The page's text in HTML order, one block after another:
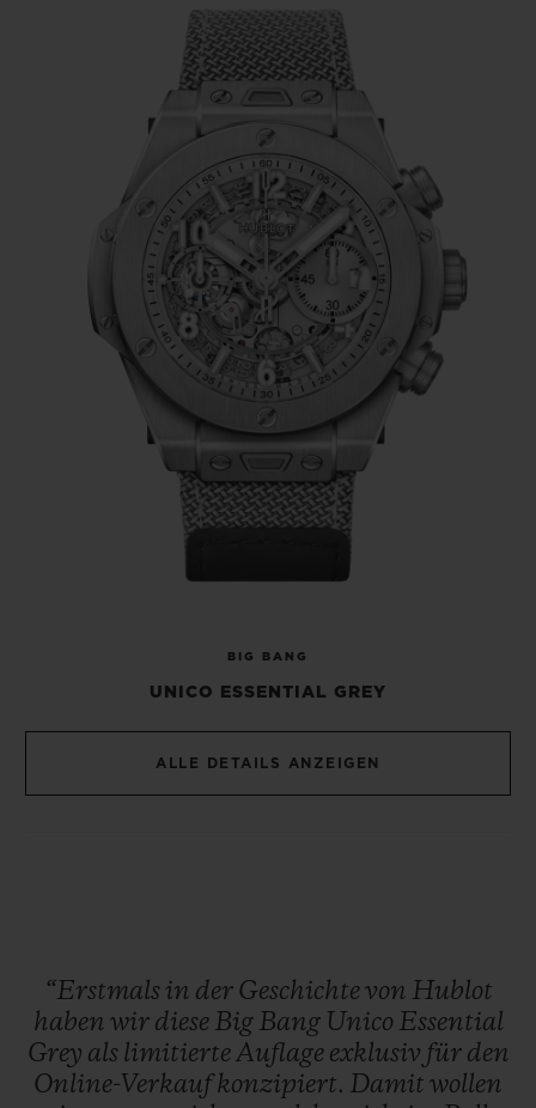
BIG BANG
UNICO ESSENTIAL GREY
ALLE DETAILS ANZEIGEN
Manufakturkalibers HUB1280 – ein
Chronographenwerk mit Säulenrad, das
über eine Gangreserve von 72 Stunden
verfügt. Mit einem Durchmesser von 42
Millimetern und einer Bauhöhe von 14,5
Millimetern kann sie von Männern und
Frauen gleichermaßen getragen werden.
Der Stil dieser Unisex-Uhr lässt sich dank
der beiden Armbänder, die der Big Bang
Unico Essential Grey beiliegen, nach
Belieben variieren. Das erste Band besticht
mit grauem, geriffeltem Kautschuk, das
zweite mit einem Velcro Klettverschluss –
einer schweizerischen Erfindung. Der
gestaltet sich durch das von Hublot
angeboten. Ein künftiges Sammlerstück!
Ausschließlich über die US-amerikanische
“Erstmals in der Geschichtevon Hublot
haben wir diese Big Bang Unico Essential
Grey als limitierteAuflage exklusiv für den
Online-Verkaufkonzipiert. Damit wollen